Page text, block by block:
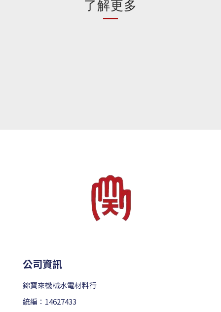
了解更多
公司資訊
錦寶來機械水電材料行
統編：14627433